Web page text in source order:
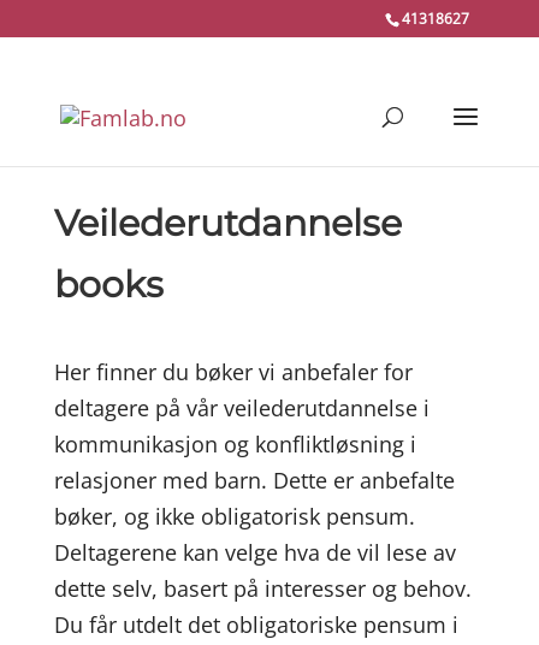
41318627
Veilederutdannelse
books
Her finner du bøker vi anbefaler for
deltagere på vår veilederutdannelse i
kommunikasjon og konfliktløsning i
relasjoner med barn. Dette er anbefalte
bøker, og ikke obligatorisk pensum.
Deltagerene kan velge hva de vil lese av
dette selv, basert på interesser og behov.
Du får utdelt det obligatoriske pensum i